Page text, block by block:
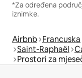
*Za određena
iznimke.
Airbnb Francuska
Saint-Raphaël
Prostori za